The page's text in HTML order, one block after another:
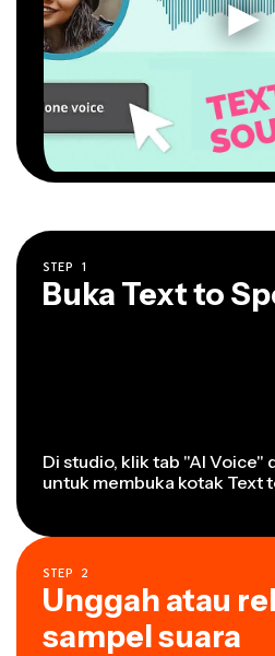
STEP 1
Buka Text to
Di studio, klik tab "AI Voice"
untuk membuka kotak Text
STEP 2
Unggah atau
sampel suara